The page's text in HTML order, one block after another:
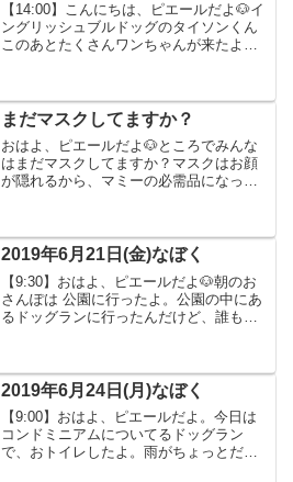
【14:00】こんにちは、ピエールだよ🐶イ
ングリッシュブルドッグのタイソンくん
このあとたくさんワンちゃんが来たよ帰
ダディが帰ってくるんだ。嬉しいな！昨
日の夜、マミーがク...
まだマスクしてますか？
おはよ、ピエールだよ🐶ところでみんな
はまだマスクしてますか？マスクはお顔
が隠れるから、マミーの必需品になって
ないし。コロナは嫌だけど...
2019年6月21日(金)なぼく
【9:30】おはよ、ピエールだよ🐶朝のお
さんぽは 公園に行ったよ。公園の中にあ
るドッグランに行ったんだけど、誰もい
マミーは雪の上を歩...
2019年6月24日(月)なぼく
【9:00】おはよ、ピエールだよ。今日は
コンドミニアムについてるドッグラン
で、おトイレしたよ。雨がちょっとだけ